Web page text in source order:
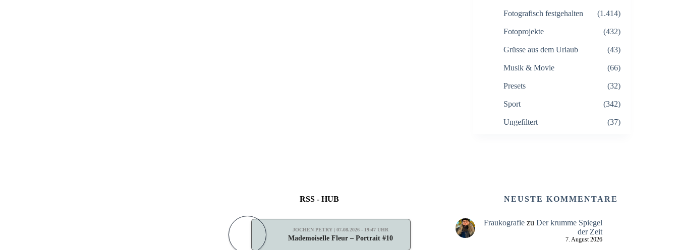
Fotografisch festgehalten (1.414)
Fotoprojekte (432)
Grüsse aus dem Urlaub (43)
Musik & Movie (66)
Presets (32)
Sport (342)
Ungefiltert (37)
RSS - HUB
JOCHEN PETRY | 07.08.2026 - 19:47 UHR
Mademoiselle Fleur – Portrait #10
NEUSTE KOMMENTARE
Fraukografiezu Der krumme Spiegel
der Zeit
7. August 2026